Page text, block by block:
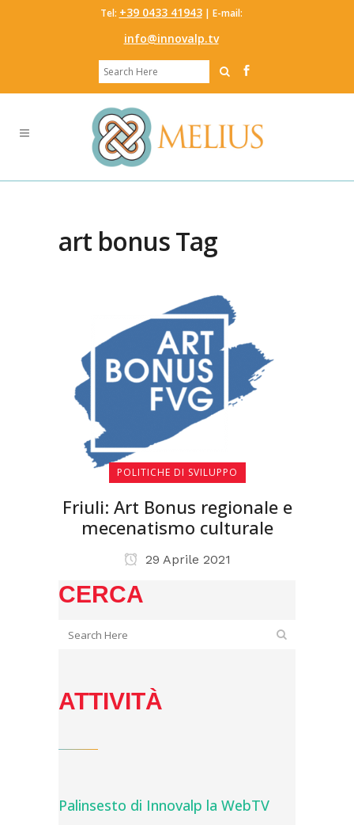
Tel: ‭+39 0433 41943‬ | E-mail:
info@innovalp.tv
art bonus Tag
POLITICHE DI SVILUPPO
Friuli: Art Bonus regionale e
mecenatismo culturale
29 Aprile 2021
CERCA
ATTIVITÀ
Palinsesto di Innovalp la WebTV